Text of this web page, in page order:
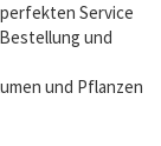
Service
und
und Pflanzen